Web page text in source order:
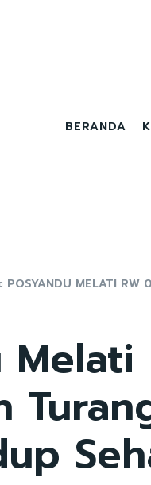
BERANDA
POSYANDU MELATI RW
Melati